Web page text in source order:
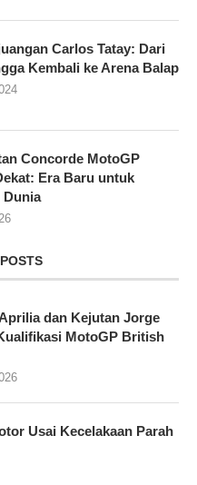
Carlos Tatay: Dari
Kembali ke Arena Balap
Concorde MotoGP
Era Baru untuk
Dunia
dan Kejutan Jorge
MotoGP British
Usai Kecelakaan Parah